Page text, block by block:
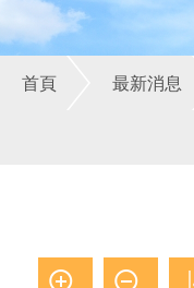
首頁 最新消息